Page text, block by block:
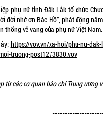
hợp tác về
– 2030
thông
với tỉnh
trải nghiệm
phụ nữ tỉnh Đắk Lắk tổ chức
đời nhớ ơn Bác Hồ”, phát động
thống vẻ vang của phụ nữ Việt Nam.
https://vov.vn/xa-hoi/phu-nu-
truong-post1273830.vov
từ các cơ quan báo chí Trung ương